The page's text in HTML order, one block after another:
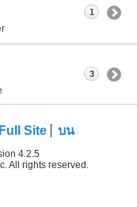
1
3
Full Site บน
4.2.5
All rights reserved.